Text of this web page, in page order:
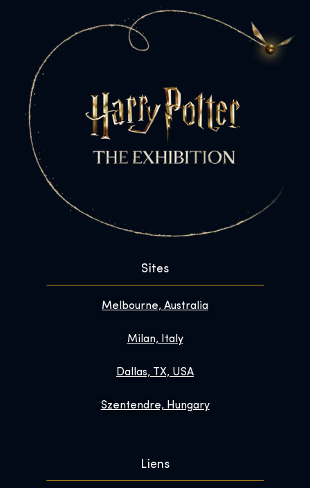
Sites
Melbourne, Australia
Milan, Italy
Dallas, TX, USA
Szentendre, Hungary
Liens